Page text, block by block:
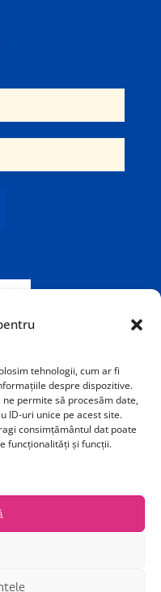
tehnologii, cum ar fi
despre dispozitive.
permite să procesăm date,
ID-uri unice pe acest site.
consimțământul dat poate
funcționalități și funcții.
București.
sector 1, România